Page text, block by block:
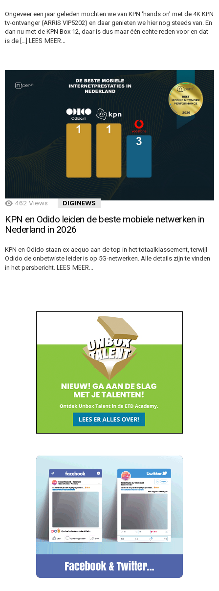
Ongeveer een jaar geleden mochten we van KPN ‘hands on’ met de 4K KPN
tv-ontvanger (ARRIS VIP5202) en daar genieten we hier nog steeds van. En
dan nu met de KPN Box 12, daar is dus maar één echte reden voor en dat
is de […] LEES MEER…
462 Views DIGINEWS
KPN en Odido leiden de beste mobiele netwerken in
Nederland in 2026
KPN en Odido staan ex-aequo aan de top in het totaalklassement, terwijl
Odido de onbetwiste leider is op 5G-netwerken. Alle details zijn te vinden
in het persbericht. LEES MEER…